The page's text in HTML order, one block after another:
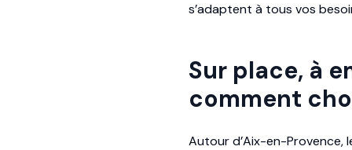
s’adaptent à tous vos
Sur place, à
comment
Autour d’Aix-en-